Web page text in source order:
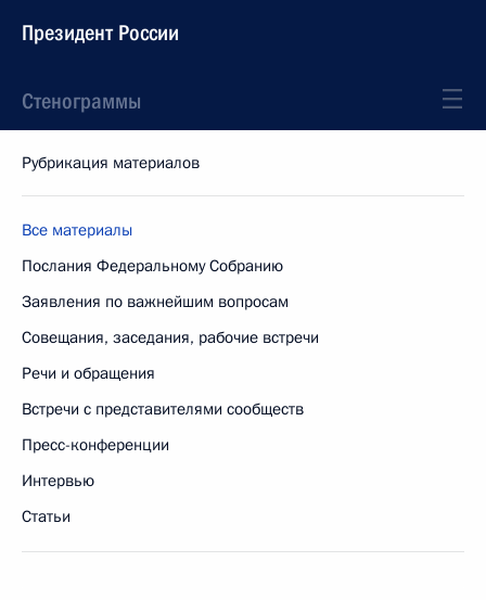
Президент России
Стенограммы
Рубрикация материалов
Все материалы
Послания Федеральному Собранию
Заявления по важнейшим вопросам
Совещания, заседания, рабочие встречи
Речи и обращения
Встречи с представителями сообществ
Пресс-конференции
Интервью
Статьи